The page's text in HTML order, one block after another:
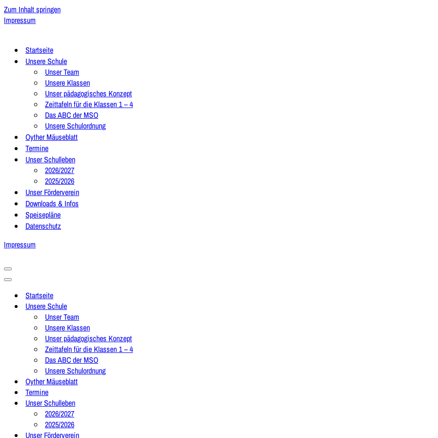
Zum Inhalt springen
Impressum
Startseite
Unsere Schule
Unser Team
Unsere Klassen
Unser pädagogisches Konzept
Zeittafeln für die Klassen 1 – 4
Das ABC der MSO
Unsere Schulordnung
Oyther Mäuseblatt
Termine
Unser Schulleben
2026/2027
2025/2026
Unser Förderverein
Downloads & Infos
Speisepläne
Datenschutz
Impressum
Navigationsmenü
Navigationsmenü
Startseite
Unsere Schule
Unser Team
Unsere Klassen
Unser pädagogisches Konzept
Zeittafeln für die Klassen 1 – 4
Das ABC der MSO
Unsere Schulordnung
Oyther Mäuseblatt
Termine
Unser Schulleben
2026/2027
2025/2026
Unser Förderverein